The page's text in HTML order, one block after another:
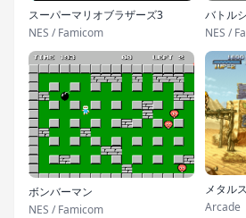
スーパーマリオブラザーズ3
NES / Famicom
バトル
NES /
ボンバーマン
NES / Famicom
メタル
Arcade